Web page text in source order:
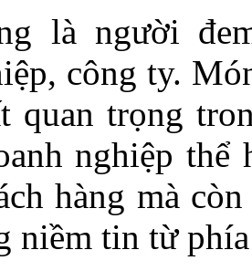
là người
công ty.
quan trọng
nghiệp
hàng mà
niềm tin từ